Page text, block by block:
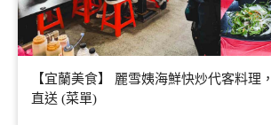
【宜蘭美食】 麗雪姨海鮮快炒代客料理
直送 (菜單)